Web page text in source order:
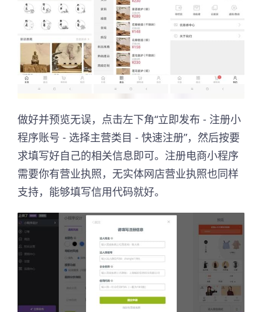
做好并预览无误，点击左下角“立即发布 - 注册小
程序账号 - 选择主营类目 - 快速注册”，然后按要
求填写好自己的相关信息即可。注册电商小程序
需要你有营业执照，无实体网店营业执照也同样
支持，能够填写信用代码就好。